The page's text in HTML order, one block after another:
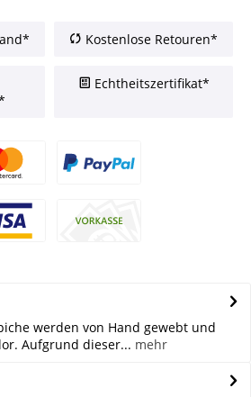
Kostenlose Retouren*
Echtheitszertifikat*
werden von Hand gewebt und
Aufgrund dieser... mehr